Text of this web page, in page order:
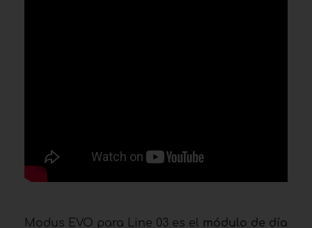
Modus EVO para Line 03 es el módulo de día